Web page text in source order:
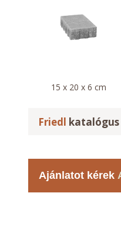
15 x 20 x 6 cm
Friedl
Ajánlatot kérek